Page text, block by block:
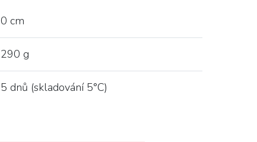
0 cm
290 g
5 dnů (skladování 5°C)